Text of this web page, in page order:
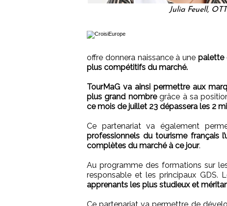
Julia Feuell,
offre donnera naissance à unepalette
plus compétitifs du marché.
TourMaG va ainsi permettre aux
plus grand nombregrâce à sa
ce mois de juillet 23 dépassera les 2
Ce partenariat va également
professionnels du tourisme français
complètes du marché à ce jour.
Au programme des formations sur
responsable et les principaux GDS.
apprenants les plus studieux et